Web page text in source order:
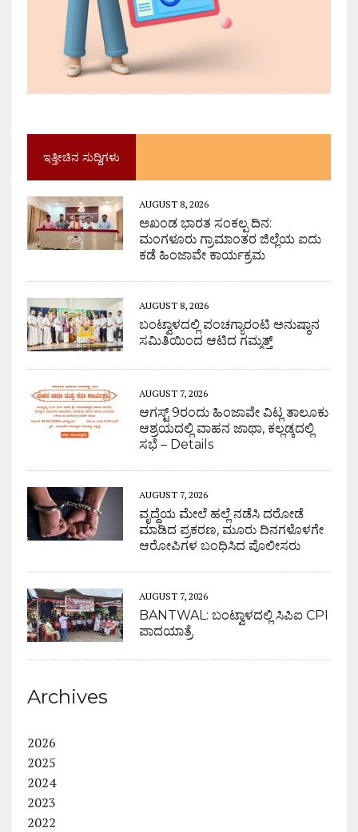
ಇತ್ತೀಚಿನ ಸುದ್ದಿಗಳು
AUGUST 8, 2026
ಅಖಂಡ ಭಾರತ ಸಂಕಲ್ಪ ದಿನ:
ಮಂಗಳೂರು ಗ್ರಾಮಾಂತರ ಜಿಲ್ಲೆಯ ಐದು
ಕಡೆ ಹಿಂಜಾವೇ ಕಾರ್ಯಕ್ರಮ
AUGUST 8, 2026
ಬಂಟ್ವಾಳದಲ್ಲಿ ಪಂಚಗ್ಯಾರಂಟಿ ಅನುಷ್ಠಾನ
ಸಮಿತಿಯಿಂದ ಆಟಿದ ಗಮ್ಮತ್ತ್
AUGUST 7, 2026
ಆಗಸ್ಟ್ 9ರಂದು ಹಿಂಜಾವೇ ವಿಟ್ಲ ತಾಲೂಕು
ಆಶ್ರಯದಲ್ಲಿ ವಾಹನ ಜಾಥಾ, ಕಲ್ಲಡ್ಕದಲ್ಲಿ
ಸಭೆ – Details
AUGUST 7, 2026
ವೃದ್ಧೆಯ ಮೇಲೆ ಹಲ್ಲೆ ನಡೆಸಿ ದರೋಡೆ
ಮಾಡಿದ ಪ್ರಕರಣ, ಮೂರು ದಿನಗಳೊಳಗೇ
ಆರೋಪಿಗಳ ಬಂಧಿಸಿದ ಪೊಲೀಸರು
AUGUST 7, 2026
BANTWAL: ಬಂಟ್ವಾಳದಲ್ಲಿ ಸಿಪಿಐ CPI
ಪಾದಯಾತ್ರೆ
Archives
2026
2025
2024
2023
2022